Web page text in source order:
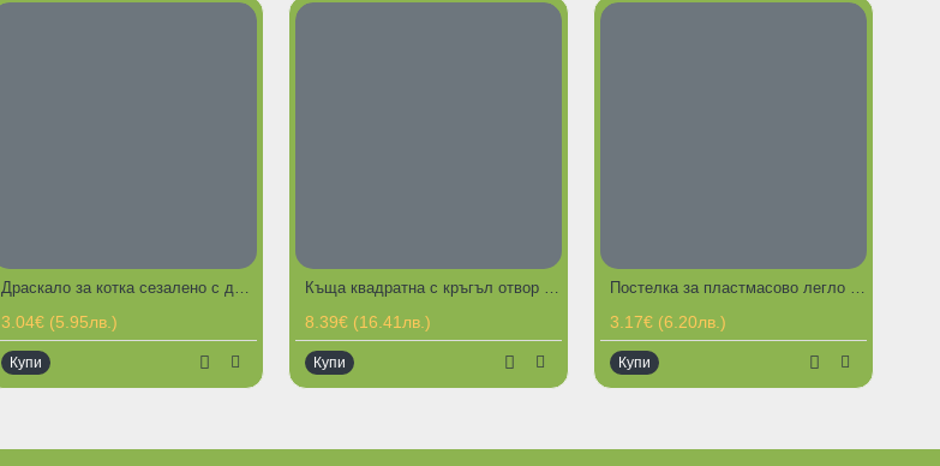
3.04€ (5.95лв.)
Купи
8.39€ (16.41лв.)
Купи
3.17€ (6.20лв.)
Купи